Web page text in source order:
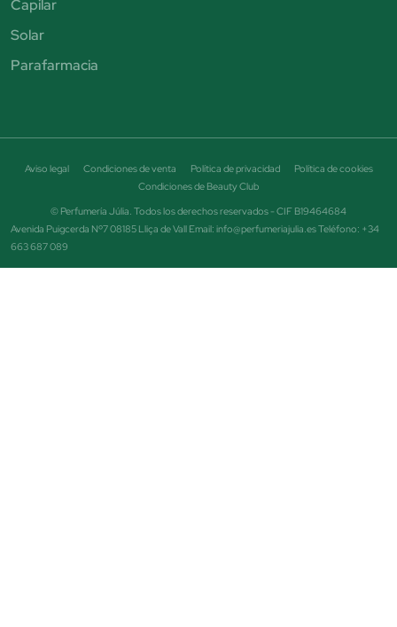
Capilar
Solar
Parafarmacia
© Perfumería Júlia. Todos los derechos reservados - CIF B19464684
Aviso legal Condiciones de venta Política de privacidad
Política de cookies
Condiciones de Beauty Club
Avenida Puigcerda Nº7 08185 Lliça de Vall Email: info@perfumeriajulia.es Teléfono: +34
663 687 089